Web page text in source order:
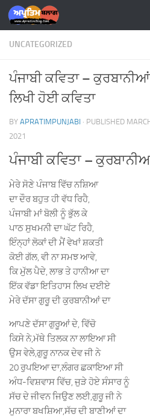
Skip to content
UNCATEGORIZED
ਪੰਜਾਬੀ ਕਵਿਤਾ –
ਲਿਖੀ ਹੋਈ ਕਵਿਤਾ
BY APRATIMPUNJABI · PUBLISHED
2021
ਪੰਜਾਬੀ ਕਵਿਤਾ –
ਮੇਰੇ ਸੋਣੇ ਪੰਜਾਬ ਵਿੱਚ ਨਸ਼ਿਆ
ਦਾ ਦੌਰ ਬਹੁਤ ਹੀ ਵੱਧ ਰਿਹੈ,
ਪੰਜਾਬੀ ਮਾਂ ਬੋਲੀ ਨੂੰ ਭੁੱਲ ਕੇ
ਪਾਠ ਸੁਖਮਨੀ ਦਾ ਘੱਟ ਰਿਹੈ,
ਇੰਨ੍ਹਾਂ ਲੋਕਾਂ ਦੀ ਮੈਂ ਵੇਖਾਂ ਸ਼ਕਤੀ
ਕੋਈ ਗੱਲ, ਵੀ ਨਾ ਸਮਝ ਆਵੇ,
ਕਿ ਮੁੱਲ ਪੈਦੇ, ਲਾਭ ਤੇ ਹਾਨੀਆ ਦਾ
ਇੱਕ ਵੱਡਾ ਇਤਿਹਾਸ ਲਿਖ ਦਈਏ
ਮੇਰੇ ਦੱਸਾ ਗੁਰੂ ਦੀ ਕੁਰਬਾਨੀਆਂ ਦਾ
ਆਪਣੇ ਦੱਸਾ ਗੁਰੂਆਂ ਦੇ, ਵਿੱਚੋ
ਕਿਸੇ ਨੇ,ਮੱਥੇ ਤਿਲਕ ਨਾ ਲਾਇਆ ਸੀ
ਉਸ ਵੇਲੇ,ਗੁਰੂ ਨਾਨਕ ਦੇਵ ਜੀ ਨੇ
20 ਰੁਪਇਆ ਦਾ,ਲੰਗਰ ਛਕਾਇਆ ਸੀ
ਅੰਧ-ਵਿਸ਼ਵਾਸ ਵਿੱਚ, ਜੁੜੇ ਹੋਏ ਸੰਸਾਰ ਨੂੰ
ਸੱਚ ਦੇ ਜੀਵਨ ਜਿਉਣ ਲਈ,ਗੁਰੂ ਜੀ ਨੇ
ਮੁਨਾਰਾ ਬਖਸ਼ਿਆ,ਸੱਚ ਦੀ ਬਾਣੀਆਂ ਦਾ